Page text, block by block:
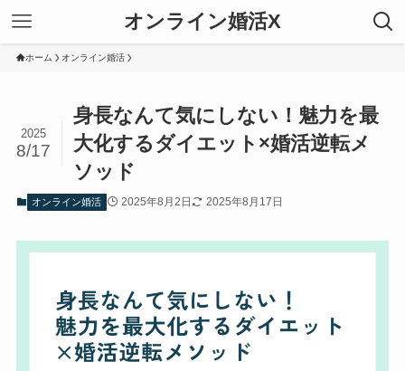
オンライン婚活X
ホーム オンライン婚活
身長なんて気にしない！魅力を最
大化するダイエット×婚活逆転メ
ソッド
2025
8/17
オンライン婚活 2025年8月2日 2025年8月17日